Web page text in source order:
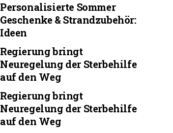
Personalisierte Sommer
Geschenke & Strandzubehör:
Ideen
Regierung bringt
Neuregelung der Sterbehilfe
auf den Weg
Regierung bringt
Neuregelung der Sterbehilfe
auf den Weg